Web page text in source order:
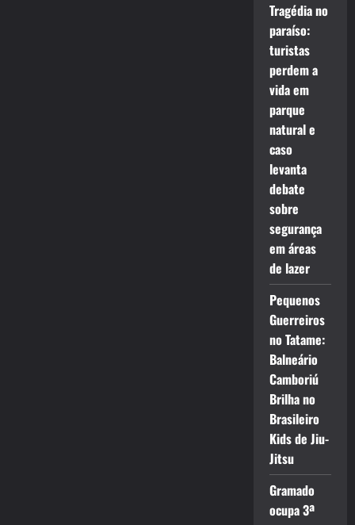
Tragédia no
paraíso:
turistas
perdem a
vida em
parque
natural e
caso
levanta
debate
sobre
segurança
em áreas
de lazer
Pequenos
Guerreiros
no Tatame:
Balneário
Camboriú
Brilha no
Brasileiro
Kids de Jiu-
Jitsu
Gramado
ocupa 3ª